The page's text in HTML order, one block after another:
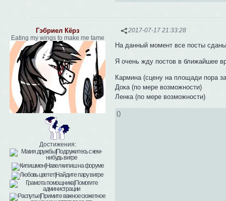
2017-07-17 21:33:28
Гэбриел Кёрз
Eating my wings to make me tame
Достижения:
На данный момент все посты
Я очень жду постов в ближайшее
Кармина (сцену на площади пора
Дока (по мере возможности)
Ленка (по мере возможности)
0